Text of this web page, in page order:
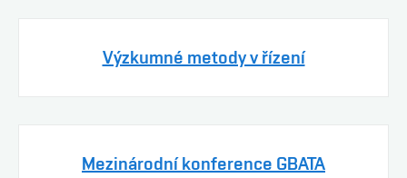
Výzkumné metody v řízení
Mezinárodní konference GBATA